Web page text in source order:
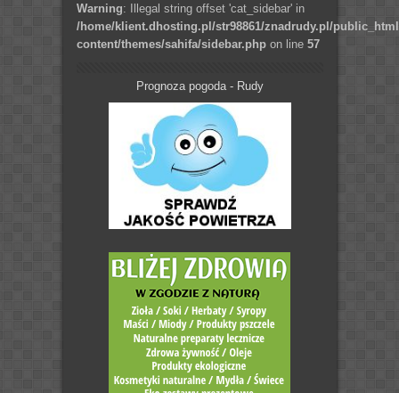
Warning: Illegal string offset 'cat_sidebar' in
/home/klient.dhosting.pl/str98861/znadrudy.pl/
content/themes/sahifa/sidebar.phpon line 57
Prognoza pogoda - Rudy